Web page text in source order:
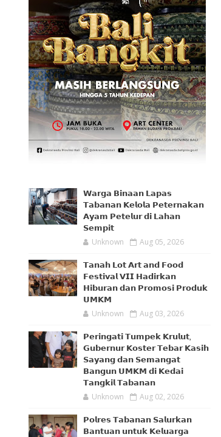
𝗪𝗮𝗿𝗴𝗮 𝗕𝗶𝗻𝗮𝗮𝗻 𝗟𝗮𝗽𝗮𝘀
𝗧𝗮𝗯𝗮𝗻𝗮𝗻 𝗞𝗲𝗹𝗼𝗹𝗮 𝗣𝗲𝘁𝗲𝗿𝗻𝗮𝗸𝗮𝗻
𝗔𝘆𝗮𝗺 𝗣𝗲𝘁𝗲𝗹𝘂𝗿 𝗱𝗶 𝗟𝗮𝗵𝗮𝗻
𝗦𝗲𝗺𝗽𝗶𝘁
Unknown Aug 05, 2026
𝗧𝗮𝗻𝗮𝗵 𝗟𝗼𝘁 𝗔𝗿𝘁 𝗮𝗻𝗱 𝗙𝗼𝗼𝗱
𝗙𝗲𝘀𝘁𝗶𝘃𝗮𝗹 𝗩𝗜𝗜 𝗛𝗮𝗱𝗶𝗿𝗸𝗮𝗻
𝗛𝗶𝗯𝘂𝗿𝗮𝗻 𝗱𝗮𝗻 𝗣𝗿𝗼𝗺𝗼𝘀𝗶 𝗣𝗿𝗼𝗱𝘂𝗸
𝗨𝗠𝗞𝗠
Unknown Aug 03, 2026
𝗣𝗲𝗿𝗶𝗻𝗴𝗮𝘁𝗶 𝗧𝘂𝗺𝗽𝗲𝗸 𝗞𝗿𝘂𝗹𝘂𝘁,
𝗚𝘂𝗯𝗲𝗿𝗻𝘂𝗿 𝗞𝗼𝘀𝘁𝗲𝗿 𝗧𝗲𝗯𝗮𝗿 𝗞𝗮𝘀𝗶𝗵
𝗦𝗮𝘆𝗮𝗻𝗴 𝗱𝗮𝗻 𝗦𝗲𝗺𝗮𝗻𝗴𝗮𝘁
𝗕𝗮𝗻𝗴𝘂𝗻 𝗨𝗠𝗞𝗠 𝗱𝗶 𝗞𝗲𝗱𝗮𝗶
𝗧𝗮𝗻𝗴𝗸𝗶𝗹 𝗧𝗮𝗯𝗮𝗻𝗮𝗻
Unknown Aug 02, 2026
𝗣𝗼𝗹𝗿𝗲𝘀 𝗧𝗮𝗯𝗮𝗻𝗮𝗻 𝗦𝗮𝗹𝘂𝗿𝗸𝗮𝗻
𝗕𝗮𝗻𝘁𝘂𝗮𝗻 𝘂𝗻𝘁𝘂𝗸 𝗞𝗲𝗹𝘂𝗮𝗿𝗴𝗮